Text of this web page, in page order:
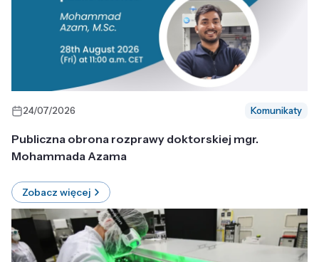
24/07/2026 Komunikaty
Publiczna obrona rozprawy doktorskiej mgr.
Mohammada Azama
Zobacz więcej